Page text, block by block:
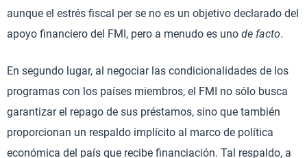
aunque el estrés fiscal per se no es un objetivo declarado del
apoyo financiero del FMI, pero a menudo es uno de facto.
En segundo lugar, al negociar las condicionalidades de los
programas con los países miembros, el FMI no sólo busca
garantizar el repago de sus préstamos, sino que también
proporcionan un respaldo implícito al marco de política
económica del país que recibe financiación. Tal respaldo, a